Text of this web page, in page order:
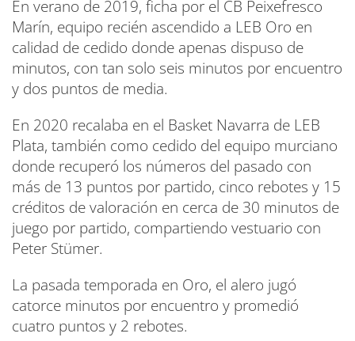
En verano de 2019, ficha por el CB Peixefresco
Marín, equipo recién ascendido a LEB Oro en
calidad de cedido donde apenas dispuso de
minutos, con tan solo seis minutos por encuentro
y dos puntos de media.
En 2020 recalaba en el Basket Navarra de LEB
Plata, también como cedido del equipo murciano
donde recuperó los números del pasado con
más de 13 puntos por partido, cinco rebotes y 15
créditos de valoración en cerca de 30 minutos de
juego por partido, compartiendo vestuario con
Peter Stümer.
La pasada temporada en Oro, el alero jugó
catorce minutos por encuentro y promedió
cuatro puntos y 2 rebotes.